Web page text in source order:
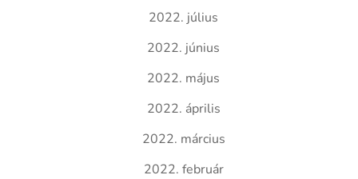
2022. július
2022. június
2022. május
2022. április
2022. március
2022. február